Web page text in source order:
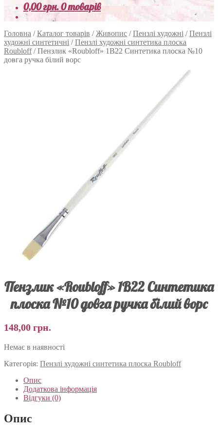
0,00грн.0 товарів
Головна /Каталог товарів /Живопис /Пензлі художні /Пензлі
художні синтетичні /Пензлі художні синтетика плоска
Roubloff/Пензлик «Roubloff» 1В22 Синтетика плоска №10
довга ручка білий ворс
Пензлик «Roubloff» 1В22 Синтетика
плоска №10 довга ручка білий ворс
148,00 грн.
Немає в наявності
Категорія: Пензлі художні синтетика плоска Roubloff
Опис
Додаткова інформація
Відгуки (0)
Опис